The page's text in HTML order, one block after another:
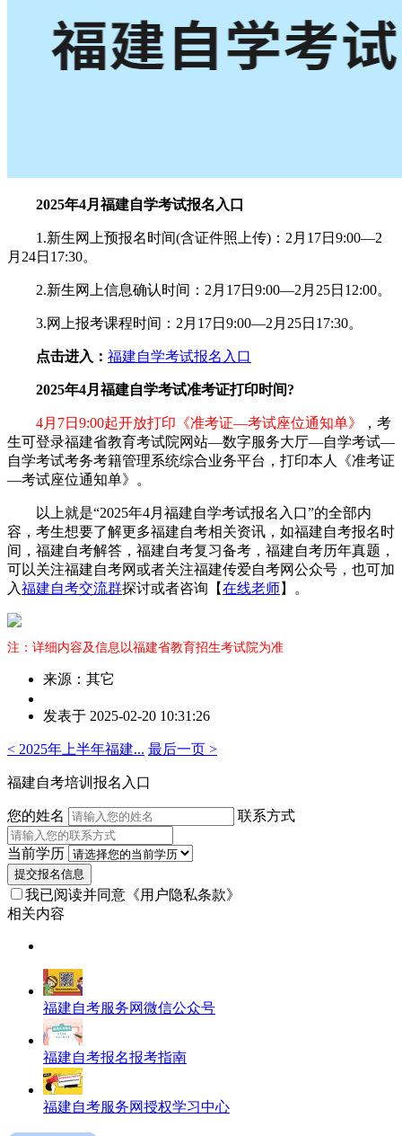
2025年4月福建自学考试报名入口
1.新生网上预报名时间(含证件照上传)：2月17日9:00—2
月24日17:30。
2.新生网上信息确认时间：2月17日9:00—2月25日12:00。
3.网上报考课程时间：2月17日9:00—2月25日17:30。
点击进入： 福建自学考试报名入口
2025年4月福建自学考试准考证打印时间?
4月7日9:00起开放打印《准考证—考试座位通知单》
，考
生可登录福建省教育考试院网站—数字服务大厅—自学考试—
自学考试考务考籍管理系统综合业务平台，打印本人《准考证
—考试座位通知单》。
以上就是“2025年4月福建自学考试报名入口”的全部内
容，考生想要了解更多福建自考相关资讯，如福建自考报名时
间，福建自考解答，福建自考复习备考，福建自考历年真题，
可以关注福建自考网或者关注福建传爱自考网公众号，也可加
入福建自考交流群探讨或者咨询【在线老师】。
注：详细内容及信息以福建省教育招生考试院为准
来源：其它
者：
老
师
发表于 2025-02-20 10:31:26
< 2025年上半年福建... 最后一页 >
福建自考培训报名入口
您的姓名 联系方式
当前学历
提交报名信息
我已阅读并同意 《用户隐私条款》
相关内容
福建自考服务网微信公众号
福建自考报名报考指南
福建自考服务网授权学习中心